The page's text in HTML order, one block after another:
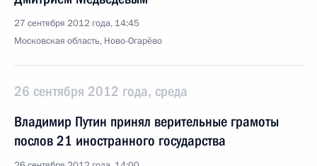
27 сентября 2012 года, 14:45
Московская область, Ново-Огарёво
26 сентября 2012 года, среда
Владимир Путин принял верительные грамоты
послов 21 иностранного государства